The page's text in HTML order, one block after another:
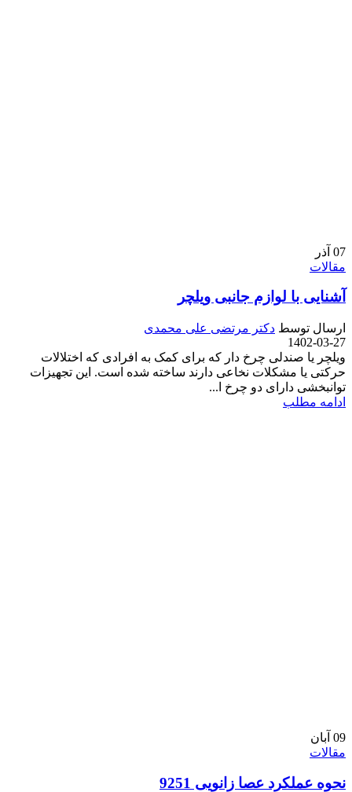
07 آذر
مقالات
آشنایی با لوازم جانبی ویلچر
ارسال توسط دکتر مرتضی علی محمدی
1402-03-27
ویلچر یا صندلی چرخ دار که برای کمک به افرادی که اختلالات
حرکتی یا مشکلات نخاعی دارند ساخته شده است. این تجهیزات
توانبخشی دارای دو چرخ ا...
ادامه مطلب
09 آبان
مقالات
نحوه عملکرد عصا زانویی 9251